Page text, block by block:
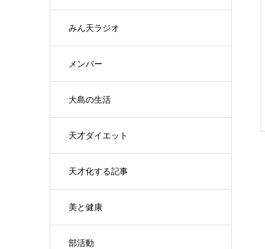
みん天ラジオ
メンバー
大島の生活
天才ダイエット
天才化する記事
美と健康
部活動